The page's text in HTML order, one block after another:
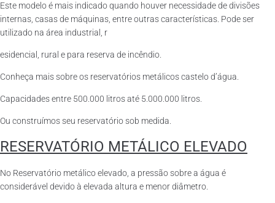
Este modelo é mais indicado quando houver necessidade de divisões
internas, casas de máquinas, entre outras características. Pode ser
utilizado na área industrial, r
esidencial, rural e para reserva de incêndio.
Conheça mais sobre os reservatórios metálicos castelo d’água.
Capacidades entre 500.000 litros até 5.000.000 litros.
Ou construímos seu reservatório sob medida.
RESERVATÓRIO METÁLICO ELEVADO
No Reservatório metálico elevado, a pressão sobre a água é
considerável devido à elevada altura e menor diâmetro.